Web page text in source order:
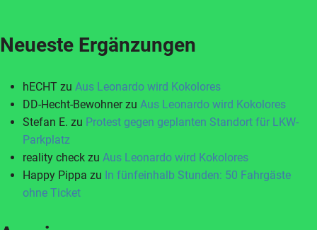
Neueste Ergänzungen
hECHT zu Aus Leonardo wird Kokolores
DD-Hecht-Bewohnerzu Aus Leonardo wird Kokolores
Stefan E. zu Protest gegen geplanten Standort für LKW-
Parkplatz
reality check zu Aus Leonardo wird Kokolores
Happy Pippa zu In fünfeinhalb Stunden: 50 Fahrgäste
ohne Ticket